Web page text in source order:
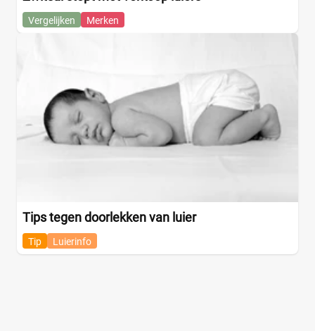
Vergelijken Merken
Tips tegen doorlekken van luier
Tip Luierinfo